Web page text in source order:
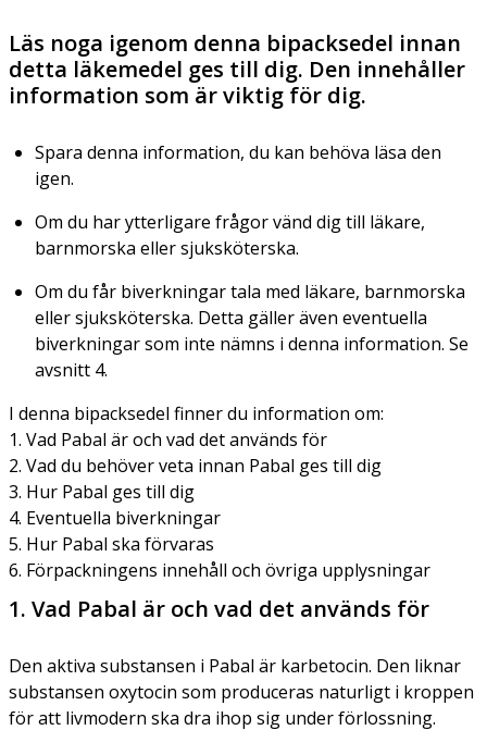
Läs noga igenom denna bipacksedel innan
detta läkemedel ges till dig. Den innehåller
information som är viktig för dig.
Spara denna information, du kan behöva läsa den
igen.
Om du har ytterligare frågor vänd dig till läkare,
barnmorska eller sjuksköterska.
Om du får biverkningar tala med läkare, barnmorska
eller sjuksköterska. Detta gäller även eventuella
biverkningar som inte nämns i denna information. Se
avsnitt 4.
I denna bipacksedel finner du information om:
1. Vad Pabal är och vad det används för
2. Vad du behöver veta innan Pabal ges till dig
3. Hur Pabal ges till dig
4. Eventuella biverkningar
5. Hur Pabal ska förvaras
6. Förpackningens innehåll och övriga upplysningar
1. Vad Pabal är och vad det används för
Den aktiva substansen i Pabal är karbetocin. Den liknar
substansen oxytocin som produceras naturligt i kroppen
för att livmodern ska dra ihop sig under förlossning.